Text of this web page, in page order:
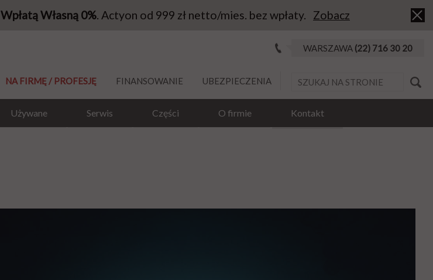
Wpłatą Własną 0%. Actyon od 999 zł netto/mies. bez wpłaty. Zobacz
WARSZAWA (22) 716 30 20
NA FIRMĘ / PROFESJĘ FINANSOWANIE UBEZPIECZENIA
Używane Serwis Części O firmie Kontakt